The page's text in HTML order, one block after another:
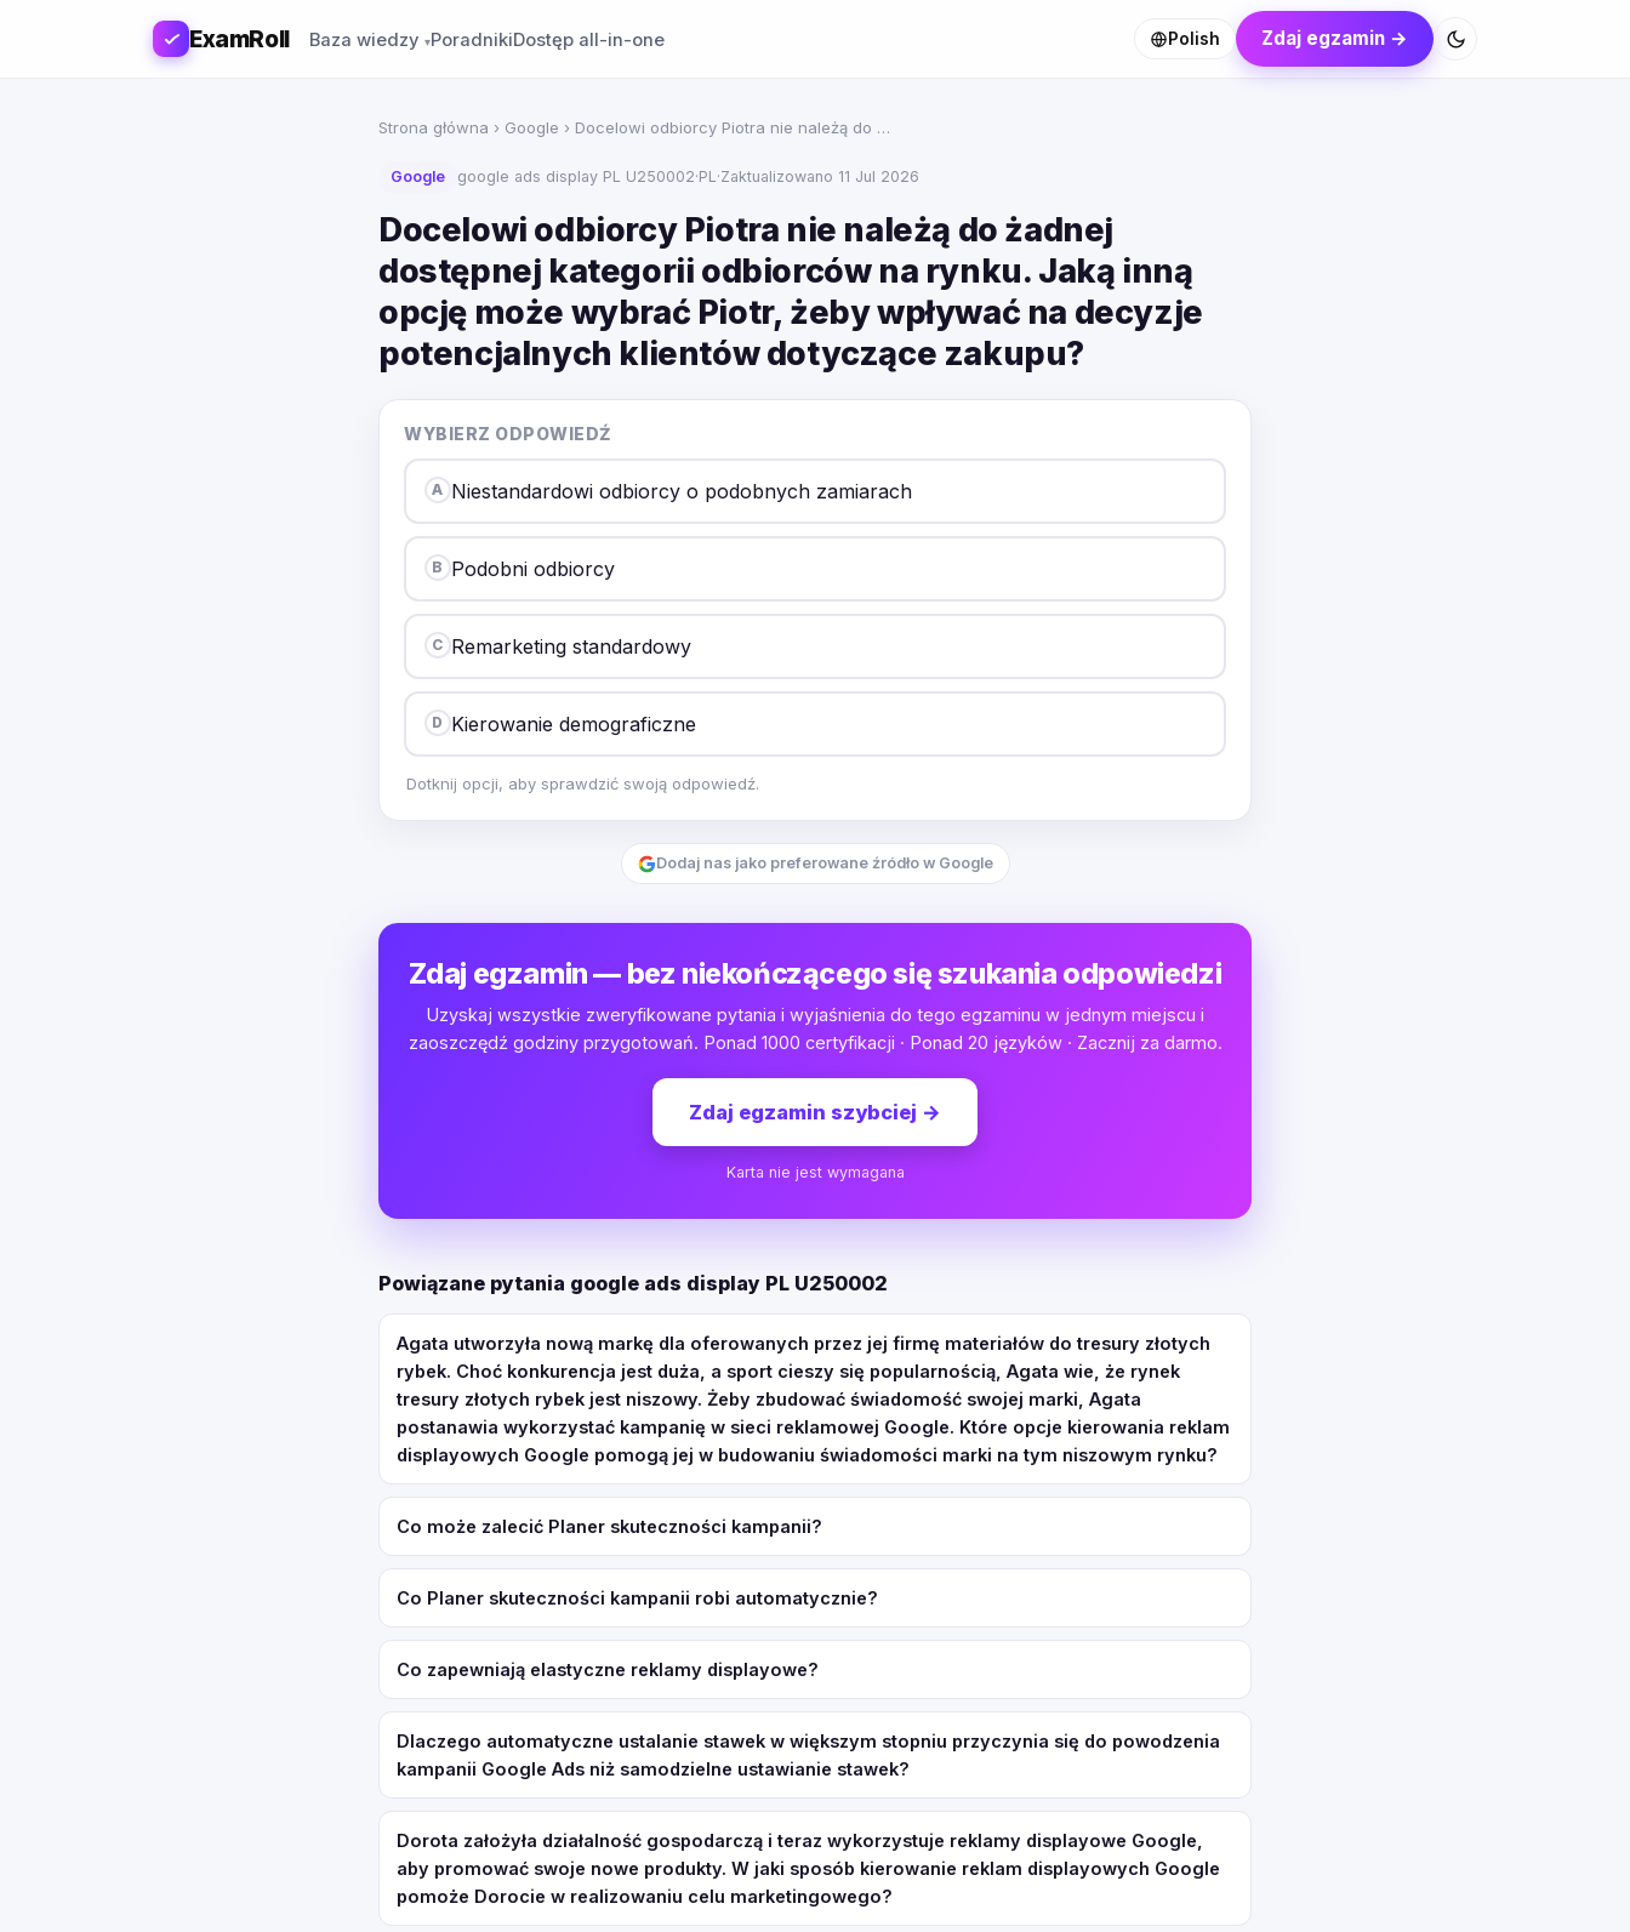
ExamRoll Baza wiedzy PoradnikiDostęp all-in-one Polish Zdaj egzamin →
Strona główna › Google › Docelowi odbiorcy Piotra nie należą do …
Google google ads display PL U250002·PL·Zaktualizowano 11 Jul 2026
Docelowi odbiorcy Piotra nie należą do żadnej
dostępnej kategorii odbiorców na rynku. Jaką inną
opcję może wybrać Piotr, żeby wpływać na decyzje
potencjalnych klientów dotyczące zakupu?
WYBIERZ ODPOWIEDŹ
A Niestandardowi odbiorcy o podobnych zamiarach
B Podobni odbiorcy
C Remarketing standardowy
D Kierowanie demograficzne
Dotknij opcji, aby sprawdzić swoją odpowiedź.
Dodaj nas jako preferowane źródło w Google
Zdaj egzamin — bez niekończącego się szukania odpowiedzi
Uzyskaj wszystkie zweryfikowane pytania i wyjaśnienia do tego egzaminu w jednym miejscu i
zaoszczędź godziny przygotowań. Ponad 1000 certyfikacji · Ponad 20 języków · Zacznij za darmo.
Zdaj egzamin szybciej →
Karta nie jest wymagana
Powiązane pytania google ads display PL U250002
Agata utworzyła nową markę dla oferowanych przez jej firmę materiałów do tresury złotych
rybek. Choć konkurencja jest duża, a sport cieszy się popularnością, Agata wie, że rynek
tresury złotych rybek jest niszowy. Żeby zbudować świadomość swojej marki, Agata
postanawia wykorzystać kampanię w sieci reklamowej Google. Które opcje kierowania reklam
displayowych Google pomogą jej w budowaniu świadomości marki na tym niszowym rynku?
Co może zalecić Planer skuteczności kampanii?
Co Planer skuteczności kampanii robi automatycznie?
Co zapewniają elastyczne reklamy displayowe?
Dlaczego automatyczne ustalanie stawek w większym stopniu przyczynia się do powodzenia
kampanii Google Ads niż samodzielne ustawianie stawek?
Dorota założyła działalność gospodarczą i teraz wykorzystuje reklamy displayowe Google,
aby promować swoje nowe produkty. W jaki sposób kierowanie reklam displayowych Google
pomoże Dorocie w realizowaniu celu marketingowego?